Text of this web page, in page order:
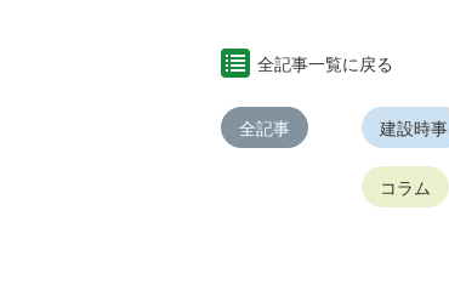
全記事一覧に戻る
全記事 建設時事
コラム